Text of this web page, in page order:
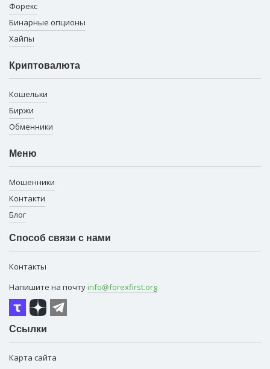
Форекс
Бинарные опционы
Хайпы
Криптовалюта
Кошельки
Биржи
Обменники
Меню
Мошенники
Контакти
Блог
Способ связи с нами
Контакты
Напишите на почту info@forexfirst.org
Ссылки
Карта сайта